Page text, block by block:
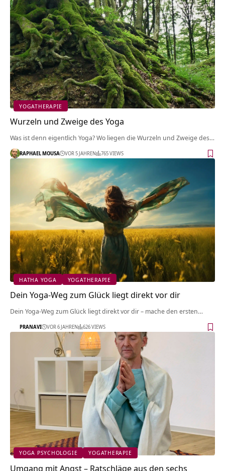
YOGATHERAPIE
Wurzeln und Zweige des Yoga
Was ist denn eigentlich Yoga? Wo liegen die Wurzeln und Zweige des…
RAPHAEL MOUSA VOR 5 JAHREN 765 VIEWS
HATHA YOGA YOGATHERAPIE
Dein Yoga-Weg zum Glück liegt direkt vor dir
Dein Yoga-Weg zum Glück liegt direkt vor dir – mache den ersten…
PRANAVI VOR 6 JAHREN 626 VIEWS
YOGA PSYCHOLOGIE YOGATHERAPIE
Umgang mit Angst – Ratschläge aus den sechs